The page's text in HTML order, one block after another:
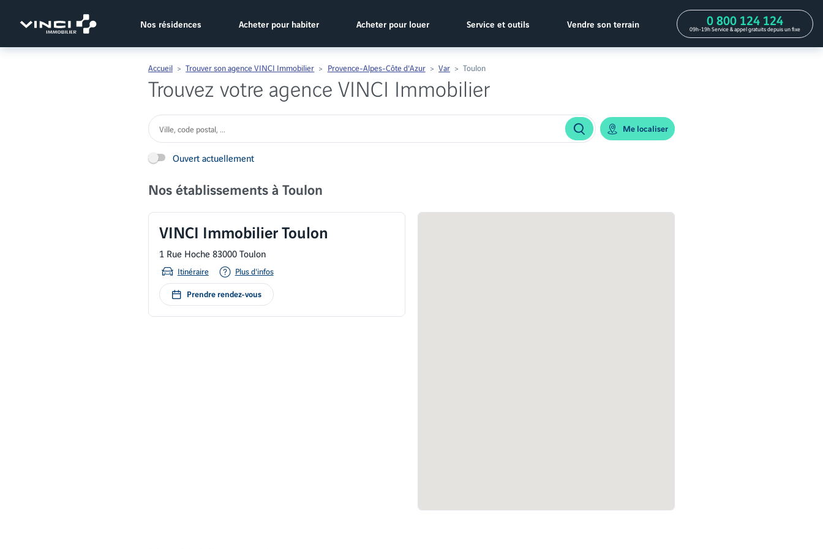
Nos résidences Acheter pour habiter Acheter pour louer Service et outils Vendre son terrain 0 800 124 124
09h-19h Service & appel gratuits depuis un fixe
Accueil Trouver son agence VINCI Immobilier Provence-Alpes-Côte d'Azur Var Toulon
Trouvez votre agence VINCI Immobilier
Me localiser
Ouvert actuellement
Nos établissements à Toulon
VINCI Immobilier Toulon
1 Rue Hoche 83000 Toulon
Itinéraire
Plus d'infos
Prendre rendez-vous